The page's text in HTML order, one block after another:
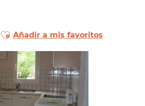
Ajouter aux favoris
Añadir a mis favoritos